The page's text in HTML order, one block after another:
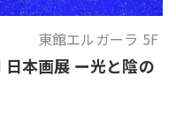
東館エルガーラ 5F
本画展 ー光と陰の